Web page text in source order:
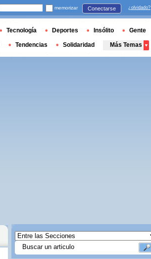
memorizar Conectarse ¿olvidado?
Tecnología Deportes Insólito Gente
Tendencias Solidaridad Más Temas